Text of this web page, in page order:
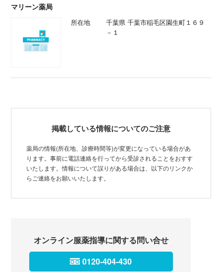
マリーン薬局
所在地
千葉県 千葉市稲毛区園生町１６９
－１
掲載している情報についてのご注意
薬局の情報(所在地、診療時間等)が変更になっている場合があ
ります。事前に電話連絡を行ってから受診されることをおすす
いたします。情報について誤りがある場合は、以下のリンクか
らご連絡をお願いいたします。
オンライン服薬指導に関する問い合せ
0120-404-430